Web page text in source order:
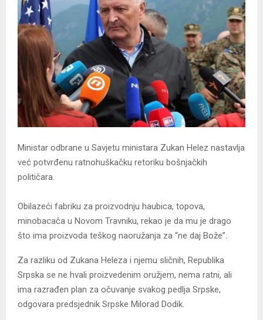
Ministar odbrane u Savjetu ministara Zukan Helez nastavlja
već potvrđenu ratnohuškačku retoriku bošnjačkih
političara.
Obilazeći fabriku za proizvodnju haubica, topova,
minobacača u Novom Travniku, rekao je da mu je drago
što ima proizvoda teškog naoružanja za “ne daj Bože”.
Za razliku od Zukana Heleza i njemu sličnih, Republika
Srpska se ne hvali proizvedenim oružjem, nema ratni, ali
ima razrađen plan za očuvanje svakog pedlja Srpske,
odgovara predsjednik Srpske Milorad Dodik.